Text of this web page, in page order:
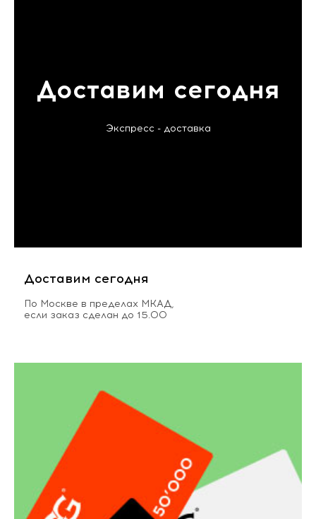
Доставим сегодня
Экспресс - доставка
Доставим сегодня
По Москве в пределах МКАД,
если заказ сделан до 15.00